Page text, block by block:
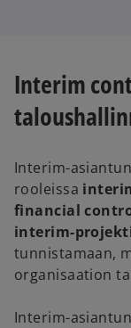
Interim
Interim-
rooleissa
financial
interim-
tunnistamaan,
organisaation
Interim-